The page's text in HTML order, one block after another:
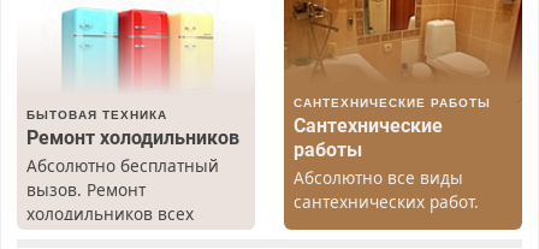
работы любой.
Бесплатное проживание.
З/п – до 96000 рублей до
Ежемесячно
выплачивается денежная
премия. Возможно
бесплатное обучение,
получение документов,
работа инспектором по
БЫТОВАЯ ТЕХНИКА
Ремонт холодильников
Абсолютно бесплатный
вызов. Ремонт
холодильников всех
САНТЕХНИЧЕСКИЕ РАБОТЫ
Сантехнические
работы
Абсолютно все виды
сантехнических работ.
Быстро. Качественно.